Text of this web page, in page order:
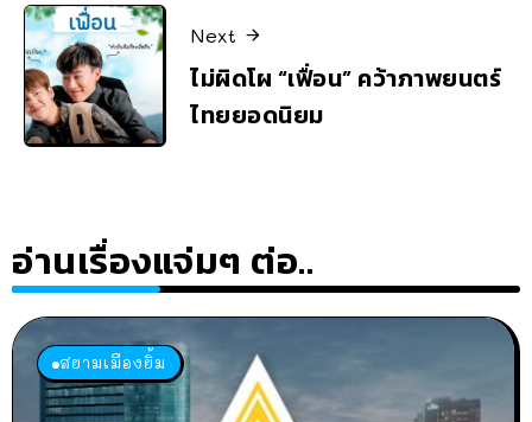
Next
ไม่ผิดโผ “เฟื่อน” คว้าภาพยนตร์
ไทยยอดนิยม
อ่านเรื่องแจ่มๆ ต่อ..
สยามเมืองยิ้ม